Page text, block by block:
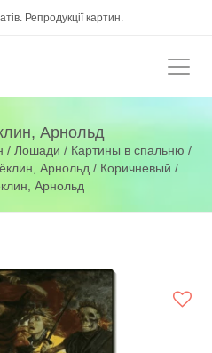
Репродукції картин.
Арнольд
/ Лошади / Картины в спальню /
Арнольд / Коричневый /
Арнольд